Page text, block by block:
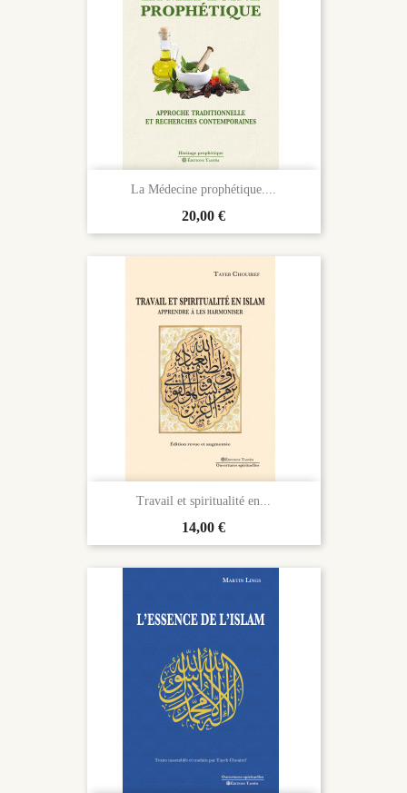
La Médecine prophétique....
Prix
20,00 €
Travail et spiritualité en...
Prix
14,00 €